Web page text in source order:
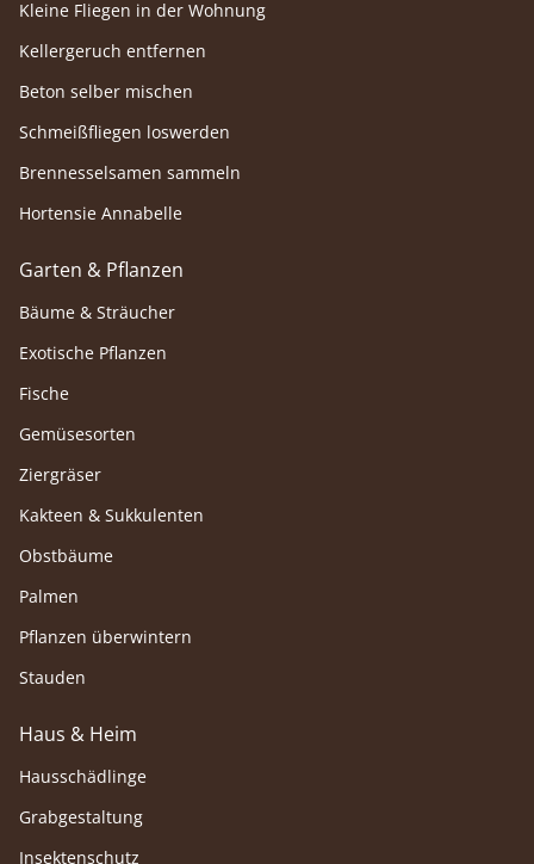
Kleine Fliegen in der Wohnung
Kellergeruch entfernen
Beton selber mischen
Schmeißfliegen loswerden
Brennesselsamen sammeln
Hortensie Annabelle
Garten & Pflanzen
Bäume & Sträucher
Exotische Pflanzen
Fische
Gemüsesorten
Ziergräser
Kakteen & Sukkulenten
Obstbäume
Palmen
Pflanzen überwintern
Stauden
Haus & Heim
Hausschädlinge
Grabgestaltung
Insektenschutz